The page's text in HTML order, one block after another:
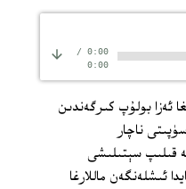
0:00
/
0:00
ئەزا بولۇپ كىرگەندىن
ناچار
قىلىپ سېتىلىشى
ئىشلەنگەن ماللارغا